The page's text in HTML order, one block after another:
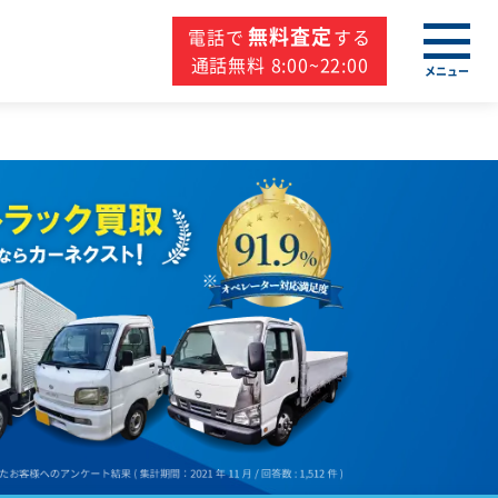
電話で 無料査定する
通話無料 8:00~22:00
メニュー